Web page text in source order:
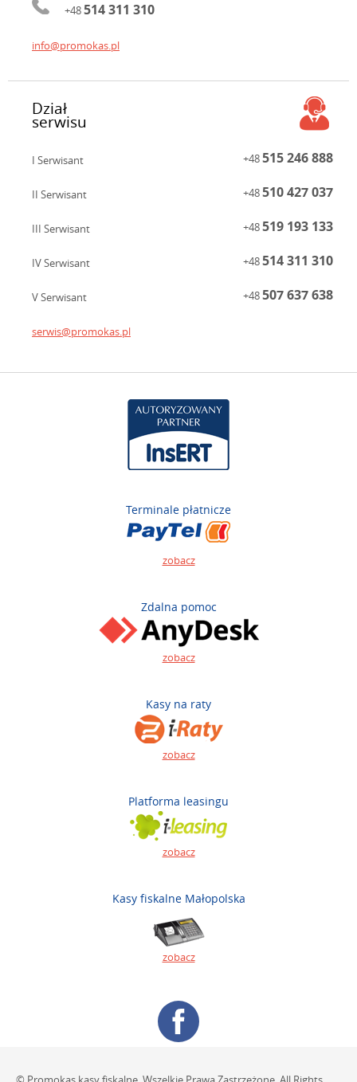
+48514 311 310
info@promokas.pl
Dział
serwisu
I Serwisant +48515 246 888
II Serwisant +48510 427 037
III Serwisant +48519 193 133
IV Serwisant +48514 311 310
V Serwisant +48507 637 638
serwis@promokas.pl
Terminale płatnicze
zobacz
Zdalna pomoc
zobacz
Kasy na raty
zobacz
Platforma leasingu
zobacz
Kasy fiskalne Małopolska
zobacz